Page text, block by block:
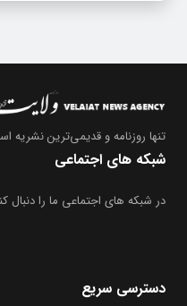
تنها روزنامهو قدیمی‌ترین نشریه
شبکه های اجتماعی
در شبکه های اجتماعی ما را دنبال
دسترسی سریع